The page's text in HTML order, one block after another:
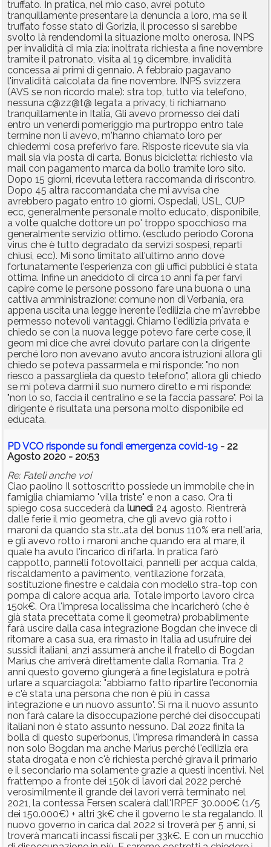
truffato. In pratica, nel mio caso, avrei potuto
tranquillamente presentare la denuncia a loro, ma se il
truffato fosse stato di Gorizia, il processo si sarebbe
svolto là rendendomi la situazione molto onerosa. INPS
per invalidità di mia zia: inoltrata richiesta a fine novembre
tramite il patronato, visita al 19 dicembre, invalidità
concessa ai primi di gennaio. A febbraio pagavano
l'invalidità calcolata da fine novembre. INPS svizzera
(AVS se non ricordo male): stra top, tutto via telefono,
nessuna c@zz@t@ legata a privacy, ti richiamano
tranquillamente in Italia, Gli avevo promesso dei dati
entro un venerdì pomeriggio ma purtroppo entro tale
termine non li avevo, m'hanno chiamato loro per
chiedermi cosa preferivo fare. Risposte ricevute sia via
mail sia via posta di carta. Bonus bicicletta: richiesto via
mail con pagamento marca da bollo tramite loro sito.
Dopo 15 giorni, ricevuta lettera raccomanda di riscontro.
Dopo 45 altra raccomandata che mi avvisa che
avrebbero pagato entro 10 giorni. Ospedali, USL, CUP
ecc, generalmente personale molto educato, disponibile,
a volte qualche dottore un po' troppo spocchioso ma
generalmente servizio ottimo. (escludo periodo Corona
virus che è tutto degradato da servizi sospesi, reparti
chiusi, ecc). Mi sono limitato all'ultimo anno dove
fortunatamente l'esperienza con gli uffici pubblici è stata
ottima. Infine un aneddoto di circa 10 anni fa per farvi
capire come le persone possono fare una buona o una
cattiva amministrazione: comune non di Verbania, era
appena uscita una legge inerente l'edilizia che m'avrebbe
permesso notevoli vantaggi. Chiamo l'edilizia privata e
chiedo se con la nuova legge potevo fare certe cose, il
geom mi dice che avrei dovuto parlare con la dirigente
perché loro non avevano avuto ancora istruzioni allora gli
chiedo se poteva passarmela e mi risponde: "no non
riesco a passargliela da questo telefono", allora gli chiedo
se mi poteva darmi il suo numero diretto e mi risponde:
"non lo so, faccia il centralino e se la faccia passare". Poi la
dirigente è risultata una persona molto disponibile ed
educata.
PD VCO risponde su fondi emergenza covid-19 - 22
Agosto 2020 - 20:53
Re: Fateli anche voi
Ciao paolino Il sottoscritto possiede un immobile che in
famiglia chiamiamo "villa triste" e non a caso. Ora ti
spiego cosa succederà da lunedì 24 agosto. Rientrerà
dalle ferie il mio geometra, che gli avevo già rotto i
maroni da quando sta str...ata del bonus 110% era nell'aria,
e gli avevo rotto i maroni anche quando era al mare, il
quale ha avuto l'incarico di rifarla. In pratica farò
cappotto, pannelli fotovoltaici, pannelli per acqua calda,
riscaldamento a pavimento, ventilazione forzata,
sostituzione finestre e caldaia con modello stra-top con
pompa di calore acqua aria. Totale importo lavoro circa
150k€. Ora l'impresa localissima che incaricherò (che è
già stata precettata come il geometra) probabilmente
farà uscire dalla casa integrazione Bogdan che invece di
ritornare a casa sua, era rimasto in Italia ad usufruire dei
sussidi italiani, anzi assumerà anche il fratello di Bogdan
Marius che arriverà direttamente dalla Romania. Tra 2
anni questo governo giungerà a fine legislatura e potrà
urlare a squarciagola: "abbiamo fatto ripartire l'economia
e c'è stata una persona che non è più in cassa
integrazione e un nuovo assunto". Sì ma il nuovo assunto
non farà calare la disoccupazione perché dei disoccupati
italiani non è stato assunto nessuno. Dal 2022 finita la
bolla di questo superbonus, l'impresa rimanderà in cassa
non solo Bogdan ma anche Marius perché l'edilizia era
stata drogata e non c'è richiesta perché girava il primario
e il secondario ma solamente grazie a questi incentivi. Nel
frattempo a fronte dei 150k di lavori dal 2022 perché
verosimilmente il grande dei lavori verrà terminato nel
2021, la contessa Fersen scalerà dall'IRPEF 30.000€ (1/5
dei 150.000€) + altri 3k€ che il governo le sta regalando. Il
nuovo governo in carica dal 2022 si troverà per 5 anni, si
troverà mancati incassi fiscali per 33k€. E con un mucchio